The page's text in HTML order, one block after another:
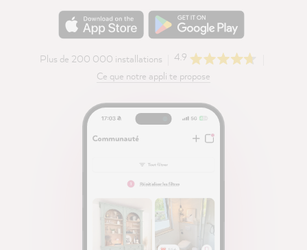
Plus de 200 000 installations
4.9
Ce que notre appli te propose